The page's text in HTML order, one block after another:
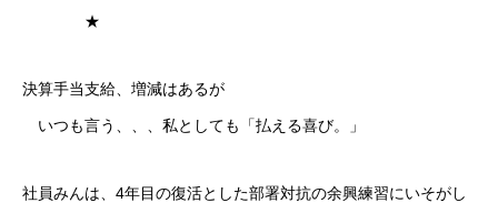
★
決算手当支給、増減はあるが
いつも言う、、、私としても「払える喜び。」
社員みんは、4年目の復活とした部署対抗の余興練習にいそがし